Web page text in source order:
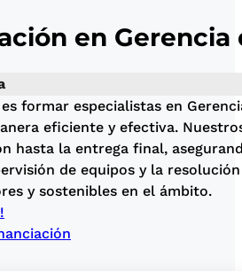
en
formar especialistas en
eficiente y efectiva.
hasta la entrega final,
de equipos y la
y sostenibles en el ámbito.